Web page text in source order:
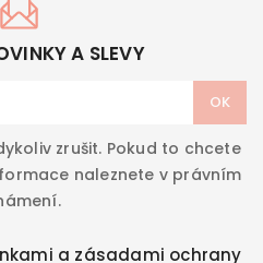
doplní červená i bílá
A SLEVY
zrušit. Pokud to chcete
naleznete v právním
a zásadami ochrany